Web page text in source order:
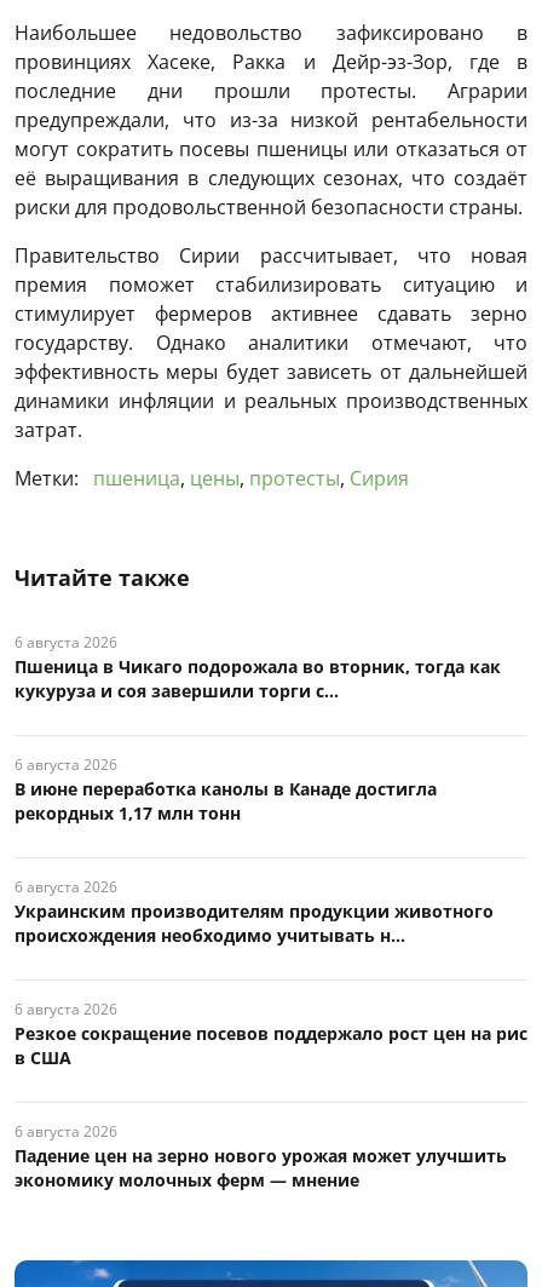
Наибольшее недовольство зафиксировано в
провинциях Хасеке, Ракка и Дейр-эз-Зор, где в
последние дни прошли протесты. Аграрии
предупреждали, что из-за низкой рентабельности
могут сократить посевы пшеницы или отказаться от
её выращивания в следующих сезонах, что создаёт
риски для продовольственной безопасности страны.
Правительство Сирии рассчитывает, что новая
премия поможет стабилизировать ситуацию и
стимулирует фермеров активнее сдавать зерно
государству. Однако аналитики отмечают, что
эффективность меры будет зависеть от дальнейшей
динамики инфляции и реальных производственных
затрат.
Метки:
пшеница, цены, протесты, Сирия
Читайте также
6 августа 2026
Пшеница в Чикаго подорожала во вторник, тогда как
кукуруза и соя завершили торги с...
6 августа 2026
В июне переработка канолы в Канаде достигла
рекордных 1,17 млн тонн
6 августа 2026
Украинским производителям продукции животного
происхождения необходимо учитывать н...
6 августа 2026
Резкое сокращение посевов поддержало рост цен на рис
в США
6 августа 2026
Падение цен на зерно нового урожая может улучшить
экономику молочных ферм — мнение